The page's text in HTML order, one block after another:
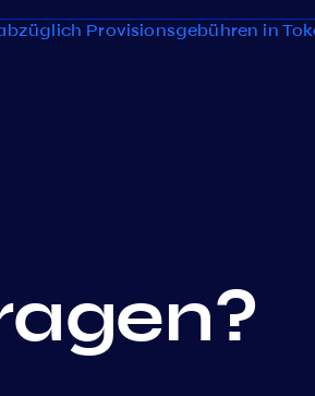
Provisionsgebühren in